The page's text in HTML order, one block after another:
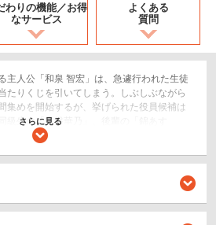
わりの機能／お得
なサービス
よくある
質問
主人公「和泉 智宏」は、急遽行われた生徒
たりくじを引いてしまう。しぶしぶながら
集めを開始するが、挙げられた役員候補は
級生の「常磐華乃」、後輩の「錦あす
」を引き入れる中、音信不通だった前会長
見ることのできなかった、主人公不在の中
をお届けします！不登校から脱却した彼女
えて巻き起こす、青春日常コメディが開
さらに見る